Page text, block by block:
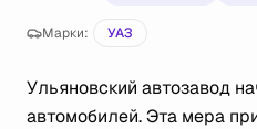
Марки: УАЗ
Ульяновский автозавод
автомобилей. Эта мера